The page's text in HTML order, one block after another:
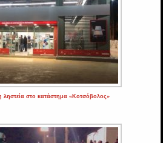
στο κατάστημα «Κοτσόβολος»